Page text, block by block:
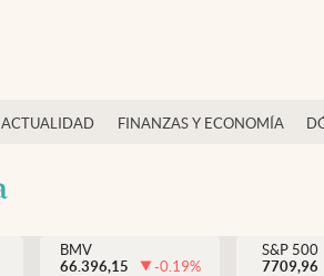
ACTUALIDAD FINANZAS Y ECONOMÍA
BMV
66.396,15
-0.19%
S&P 500
7709,96